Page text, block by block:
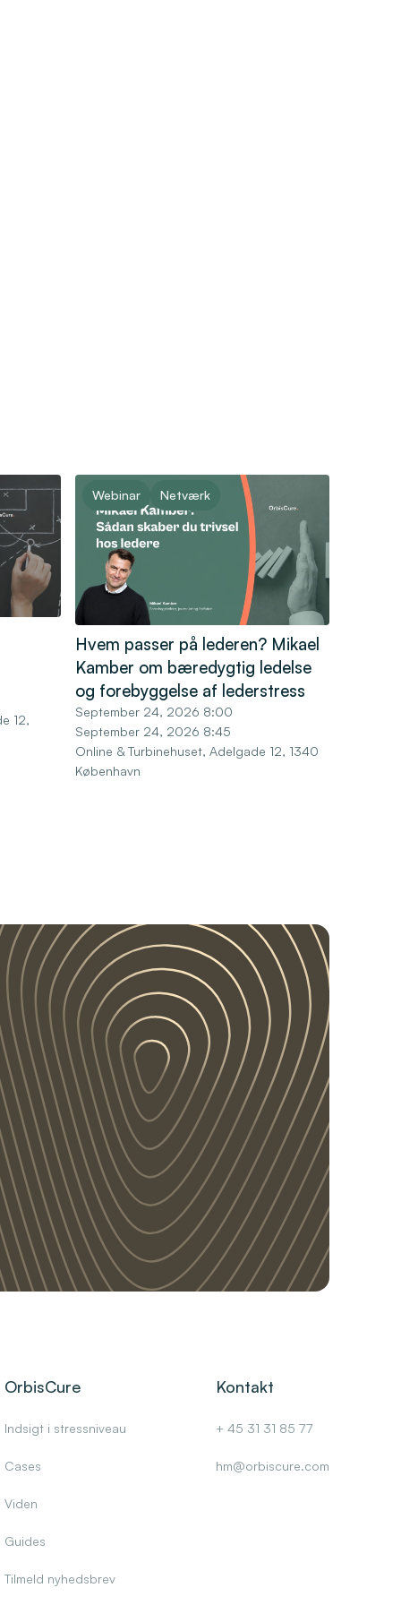
12,
Webinar Netværk
Hvem passer på lederen? Mikael
Kamber om bæredygtig ledelse
og forebyggelse af lederstress
September 24, 2026 8:00
September 24, 2026 8:45
Online & Turbinehuset, Adelgade 12, 1340
København
OrbisCure
Indsigt i stressniveau
Cases
Viden
Guides
Tilmeld nyhedsbrev
Kontakt
+ 45 31 31 85 77
hm@orbiscure.com